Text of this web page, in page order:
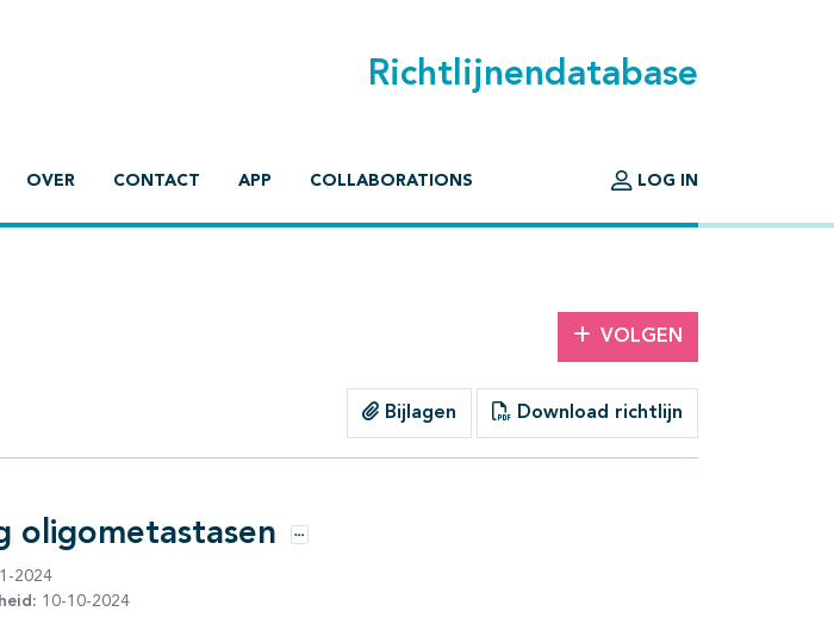
Richtlijnendatabase
OVER CONTACT APP COLLABORATIONS LOG IN
VOLGEN
Bijlagen Download richtlijn
oligometastasen Opties
2024
10-10-2024